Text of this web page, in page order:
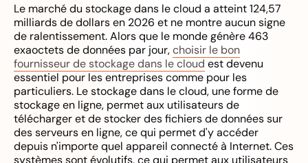
Le marché du stockage dans le cloud a atteint 124,57
milliards de dollars en 2026 et ne montre aucun signe
de ralentissement. Alors que le monde génère 463
exaoctets de données par jour,choisir le bon
fournisseur de stockage dans le cloud est devenu
essentiel pour les entreprises comme pour les
particuliers. Le stockage dans le cloud, une forme de
stockage en ligne, permet aux utilisateurs de
télécharger et de stocker des fichiers de données sur
des serveurs en ligne, ce qui permet d'y accéder
depuis n'importe quel appareil connecté à Internet. Ces
systèmes sont évolutifs, ce qui permet aux utilisateurs